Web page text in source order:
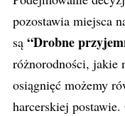
pozostawia miejsca
są “Drobne
różnorodności, jakie
osiągnięć możemy
harcerskiej